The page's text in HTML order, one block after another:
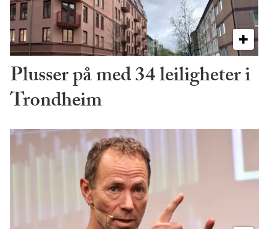
Plusser på med 34 leiligheter i
Trondheim